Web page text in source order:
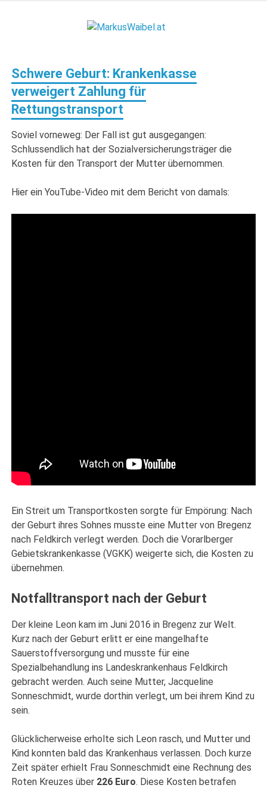
Schwere Geburt: Krankenkasse
verweigert Zahlung für
Rettungstransport
Soviel vorneweg: Der Fall ist gut ausgegangen:
Schlussendlich hat der Sozialversicherungsträger die
Kosten für den Transport der Mutter übernommen.
Hier ein YouTube-Video mit dem Bericht von damals:
Ein Streit um Transportkosten sorgte für Empörung: Nach
der Geburt ihres Sohnes musste eine Mutter von Bregenz
nach Feldkirch verlegt werden. Doch die Vorarlberger
Gebietskrankenkasse (VGKK) weigerte sich, die Kosten zu
übernehmen.
Notfalltransport nach der Geburt
Der kleine Leon kam im Juni 2016 in Bregenz zur Welt.
Kurz nach der Geburt erlitt er eine mangelhafte
Sauerstoffversorgung und musste für eine
Spezialbehandlung ins Landeskrankenhaus Feldkirch
gebracht werden. Auch seine Mutter, Jacqueline
Sonneschmidt, wurde dorthin verlegt, um bei ihrem Kind zu
sein.
Glücklicherweise erholte sich Leon rasch, und Mutter und
Kind konnten bald das Krankenhaus verlassen. Doch kurze
Zeit später erhielt Frau Sonneschmidt eine Rechnung des
Roten Kreuzes über 226 Euro. Diese Kosten betrafen